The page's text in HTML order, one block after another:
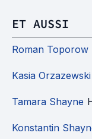
ET AUSSI
Roman Toporow
Kasia Orzazewski
Tamara Shayne
Konstantin